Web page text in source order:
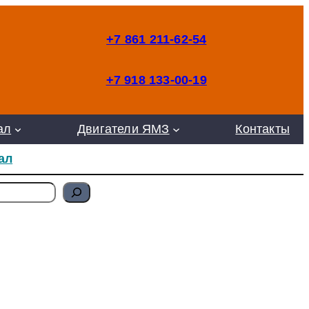
+7 861 211-62-54
+7 918 133-00-19
Двигатели ЯМЗ Контакты